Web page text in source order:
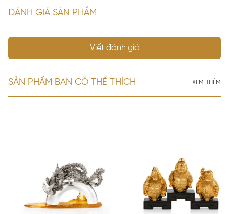
ĐÁNH GIÁ SẢN PHẨM
Viết đánh giá
SẢN PHẨM BẠN CÓ THỂ THÍCH XEM THÊM